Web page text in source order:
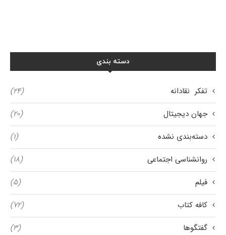
دسته بندی
تفکر نقادانه
(۲۴)
جهان دیجیتال
(۲۰)
دسته‌بندی نشده
(۱)
روانشناسی اجتماعی
(۱۸)
فیلم
(۵)
کافه کتاب
(۷۲)
گفتگوها
(۳)